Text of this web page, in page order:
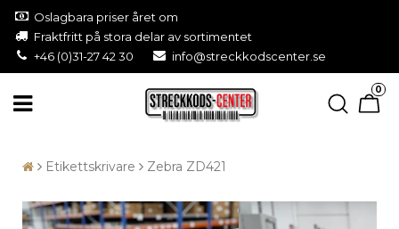
Oslagbara priser året om
Fraktfritt på stora delar av sortimentet
+46 (0)31-27 42 30
info@streckkodscenter.se
0
Etikettskrivare Zebra ZD421